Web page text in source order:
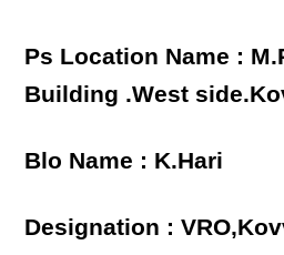
Ps Location Name :
Building .West
Blo Name : K.Hari
Designation :